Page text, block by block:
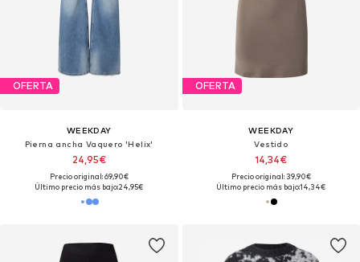
OFERTA
WEEKDAY
Pierna ancha Vaquero 'Helix'
24,95€
Precio original: 69,90€
Último precio más bajo:24,95€
OFERTA
WEEKDAY
Vestido
14,34€
Precio original: 39,90€
Último precio más bajo:14,34€